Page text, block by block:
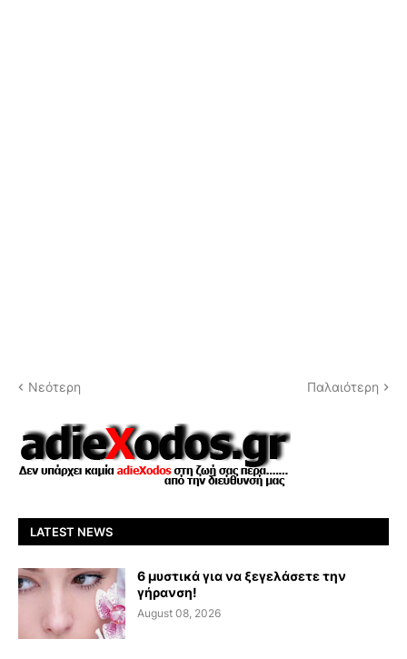
Νεότερη Παλαιότερη
LATEST NEWS
6 μυστικά για να ξεγελάσετε την
γήρανση!
August 08, 2026